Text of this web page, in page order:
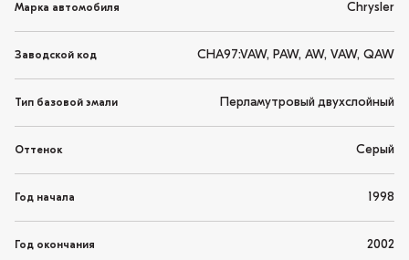
Марка автомобиля Chrysler
Заводской код CHA97:VAW, PAW, AW, VAW, QAW
Тип базовой эмали Перламутровый двухслойный
Оттенок Серый
Год начала 1998
Год окончания 2002